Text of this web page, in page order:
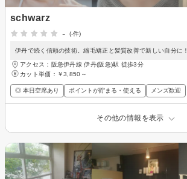
schwarz
-
(-件)
伊丹で続く信頼の技術。縮毛矯正と髪質改善で新しい自分に！
アクセス：阪急伊丹線 伊丹(阪急)駅 徒歩3分
カット単価： ￥3,850～
◎ 本日空席あり ポイントが貯まる・使える メンズ歓迎
その他の情報を表示